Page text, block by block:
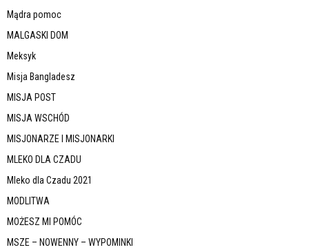
Mądra pomoc
MALGASKI DOM
Meksyk
Misja Bangladesz
MISJA POST
MISJA WSCHÓD
MISJONARZE I MISJONARKI
MLEKO DLA CZADU
Mleko dla Czadu 2021
MODLITWA
MOŻESZ MI POMÓC
MSZE – NOWENNY – WYPOMINKI